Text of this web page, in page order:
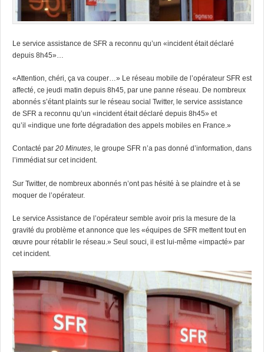
Le service assistance de SFR a reconnu qu’un «incident était déclaré
depuis 8h45»…
«Attention, chéri, ça va couper…» Le réseau mobile de l’opérateur SFR est
affecté, ce jeudi matin depuis 8h45, par une panne réseau. De nombreux
abonnés s’étant plaints sur le réseau social Twitter, le service assistance
de SFR a reconnu qu’un «incident était déclaré depuis 8h45» et
qu’il «indique une forte dégradation des appels mobiles en France.»
Contacté par 20 Minutes, le groupe SFR n’a pas donné d’information, dans
l’immédiat sur cet incident.
Sur Twitter, de nombreux abonnés n’ont pas hésité à se plaindre et à se
moquer de l’opérateur.
Le service Assistance de l’opérateur semble avoir pris la mesure de la
gravité du problème et annonce que les «équipes de SFR mettent tout en
œuvre pour rétablir le réseau.» Seul souci, il est lui-même «impacté» par
cet incident.